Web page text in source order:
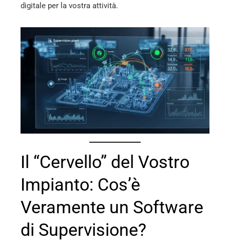
digitale per la vostra attività.
Il “Cervello” del Vostro
Impianto: Cos’è
Veramente un Software
di Supervisione?